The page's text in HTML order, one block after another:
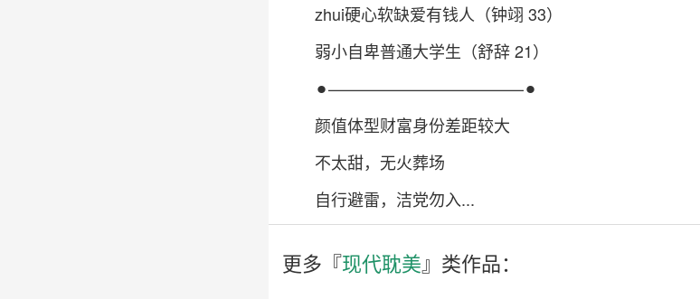
zhui硬心软缺爱有钱人（钟翊 33）
弱小自卑普通大学生（舒辞 21）
⚫︎————————————⚫︎
颜值体型财富身份差距较大
不太甜，无火葬场
自行避雷，洁党勿入...
更多『现代耽美』类作品：